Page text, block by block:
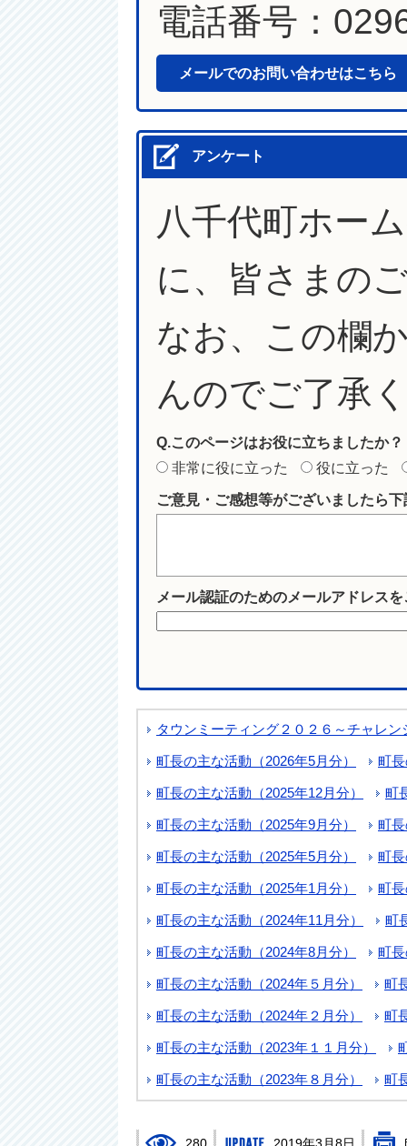
電話番号：
メールでのお問い合わせはこちら
アンケート
八千代町ホー
に、皆さまの
なお、この欄
んのでご了承
Q.このページはお役に立ちましたか？
非常に役に立った
役に立った
ご意見・ご感想等がございましたら
メール認証のためのメールアドレス
タウンミーティング２０２６～チャレ
町長の主な活動（2026年5月分） 町
町長の主な活動（2025年12月分） 町
町長の主な活動（2025年9月分） 町
町長の主な活動（2025年5月分） 町
町長の主な活動（2025年1月分） 町
町長の主な活動（2024年11月分） 町
町長の主な活動（2024年8月分） 町
町長の主な活動（2024年５月分） 町
町長の主な活動（2024年２月分） 町
町長の主な活動（2023年１１月分）
町長の主な活動（2023年８月分） 町